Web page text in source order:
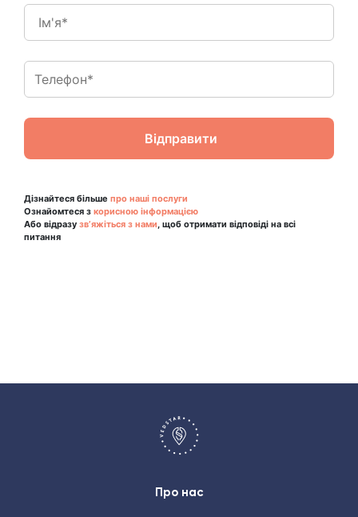
Дізнайтеся більше про наші послуги
Ознайомтеся з корисною інформацією
Або відразу зв’яжіться з нами, щоб отримати відповіді на всі
питання
Про нас